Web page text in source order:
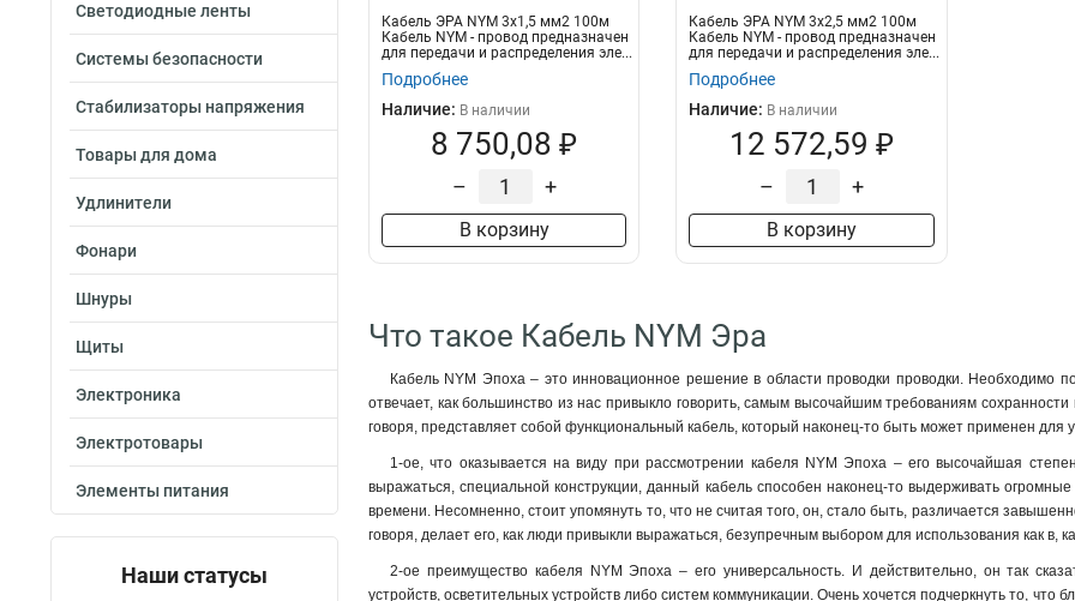
Светодиодные ленты
Системы безопасности
Стабилизаторы напряжения
Товары для дома
Удлинители
Фонари
Шнуры
Щиты
Электроника
Электротовары
Элементы питания
Наши статусы
Кабель ЭРА NYM 3х1,5 мм2 100м
Кабель NYM - провод предназначен
для передачи и распределения эле...
Подробнее
Наличие: В наличии
8 750,08 ₽
– +
В корзину
Кабель ЭРА NYM 3х2,5 мм2 100м
Кабель NYM - провод предназначен
для передачи и распределения эле...
Подробнее
Наличие: В наличии
12 572,59 ₽
– +
В корзину
Что такое Кабель NYM Эра
Кабель NYM Эпоха – это инновационное решение в области проводки проводки. Необходимо
отвечает, как большинство из нас привыкло говорить, самым высочайшим требованиям
говоря, представляет собой функциональный кабель, который наконец-то быть может применен для
1-ое, что оказывается на виду при рассмотрении кабеля NYM Эпоха – его высочайшая
выражаться, специальной конструкции, данный кабель способен наконец-то выдерживать
времени. Несомненно, стоит упомянуть то, что не считая того, он, стало быть, различается
говоря, делает его, как люди привыкли выражаться, безупречным выбором для использования как в,
2-ое преимущество кабеля NYM Эпоха – его универсальность. И действительно, он так
устройств, осветительных устройств либо систем коммуникации. Очень хочется подчеркнуть то,